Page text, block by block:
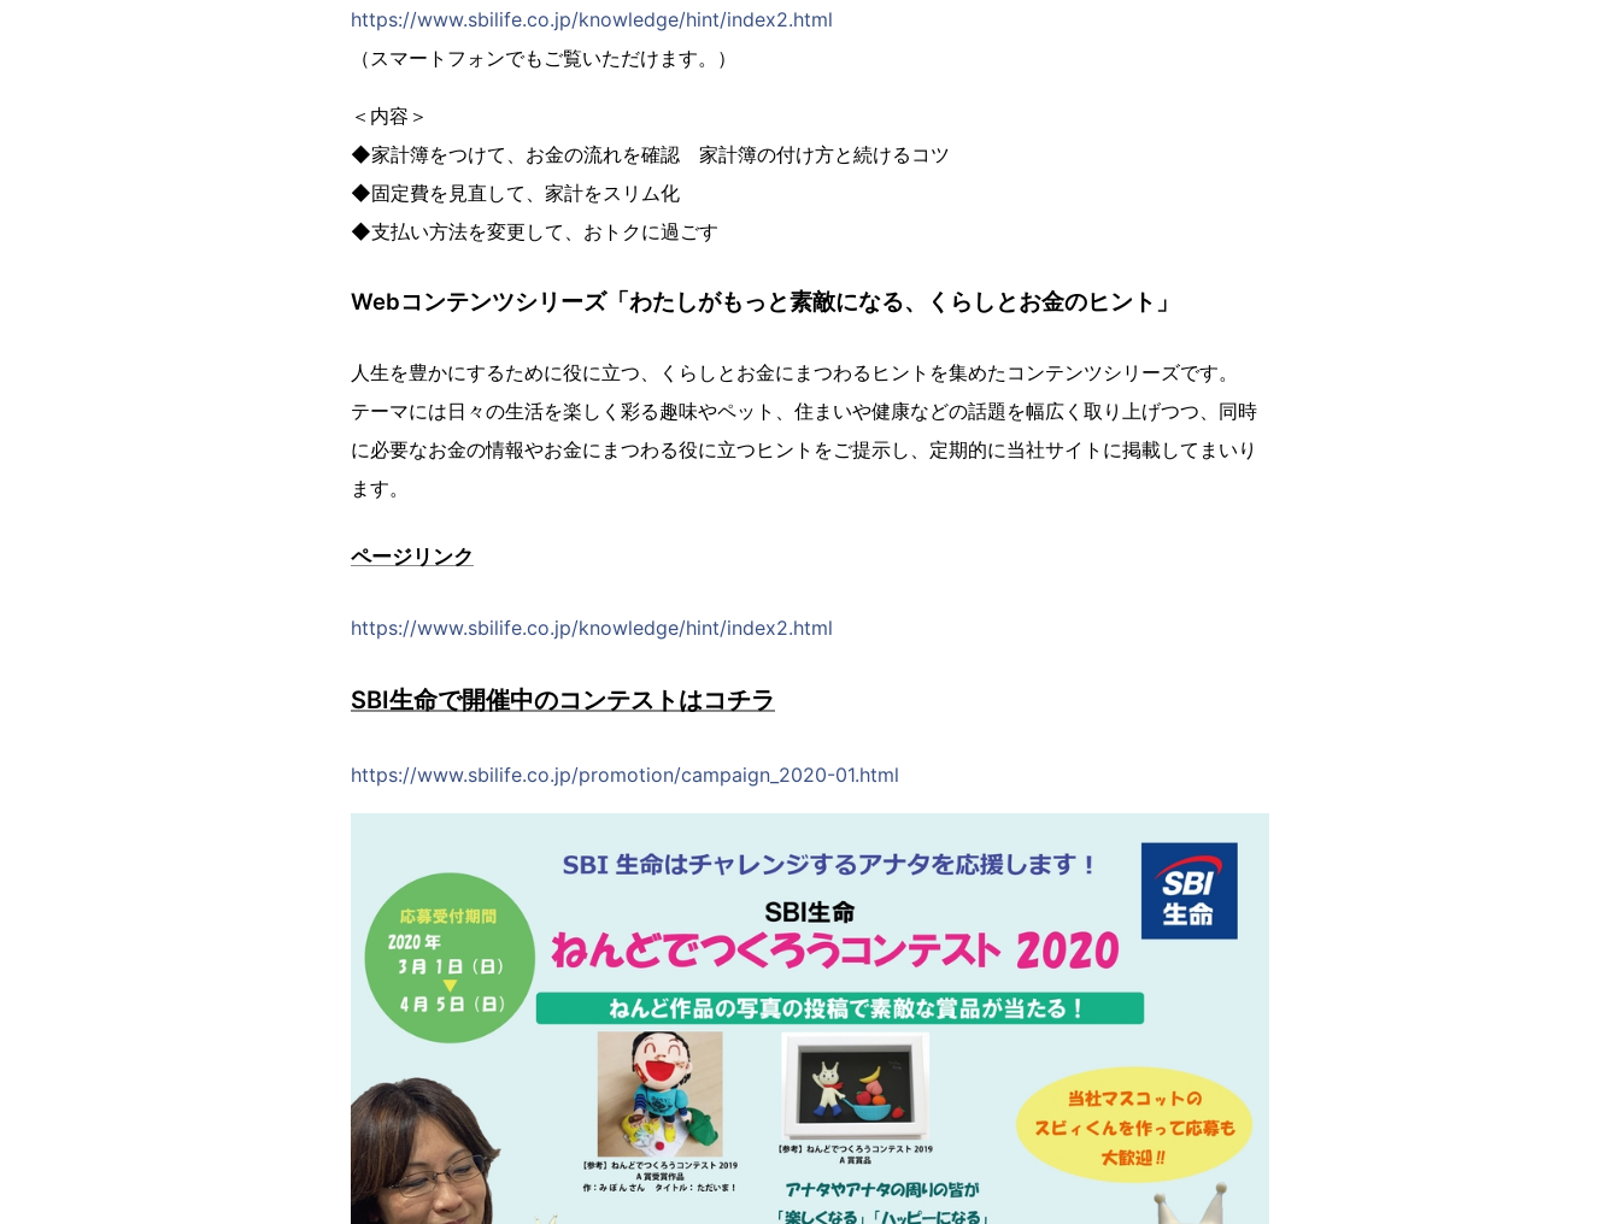
https://www.sbilife.co.jp/knowledge/hint/index2.html
（スマートフォンでもご覧いただけます。）
＜内容＞
◆家計簿をつけて、お金の流れを確認 家計簿の付け方と続けるコツ
◆固定費を見直して、家計をスリム化
◆支払い方法を変更して、おトクに過ごす
Webコンテンツシリーズ「わたしがもっと素敵になる、くらしとお金のヒント」
人生を豊かにするために役に立つ、くらしとお金にまつわるヒントを集めたコンテンツシリーズです。
テーマには日々の生活を楽しく彩る趣味やペット、住まいや健康などの話題を幅広く取り上げつつ、同時
に必要なお金の情報やお金にまつわる役に立つヒントをご提示し、定期的に当社サイトに掲載してまいり
ます。
ページリンク
https://www.sbilife.co.jp/knowledge/hint/index2.html
SBI生命で開催中のコンテストはコチラ
https://www.sbilife.co.jp/promotion/campaign_2020-01.html